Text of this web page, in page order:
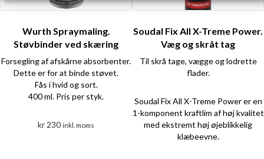
Wurth Spraymaling.
Støvbinder ved skæring
Forsegling af afskårne absorbenter.
Dette er for at binde støvet.
Fås i hvid og sort.
400 ml. Pris per styk.
kr 230 inkl. moms
Soudal Fix All X-Treme Power.
Væg og skråt tag
Til skrå tage, vægge og lodrette
flader.
Soudal Fix All X-Treme Power er en
1-komponent kraftlim af høj kvalitet
med ekstremt høj øjeblikkelig
klæbeevne.